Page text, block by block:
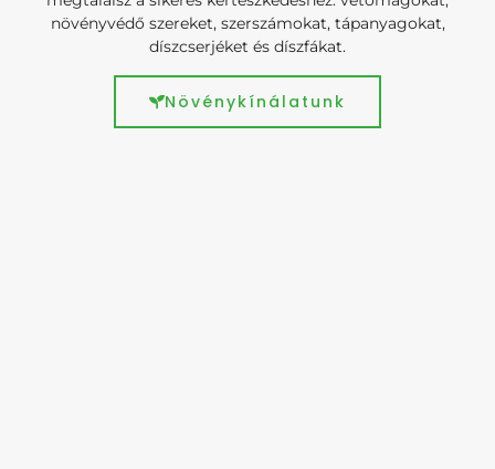
növényvédő szereket, szerszámokat, tápanyagokat,
díszcserjéket és díszfákat.
Növénykínálatunk